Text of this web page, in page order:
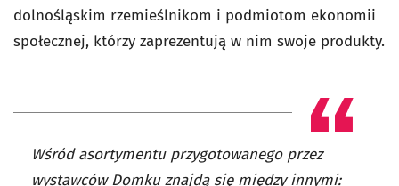
dolnośląskim rzemieślnikom i podmiotom ekonomii
społecznej, którzy zaprezentują w nim swoje produkty.
Wśród asortymentu przygotowanego przez
wystawców Domku znajdą się między innymi: